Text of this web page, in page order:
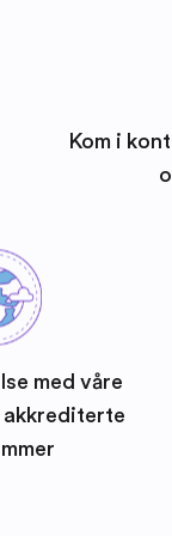
Kom i
med våre